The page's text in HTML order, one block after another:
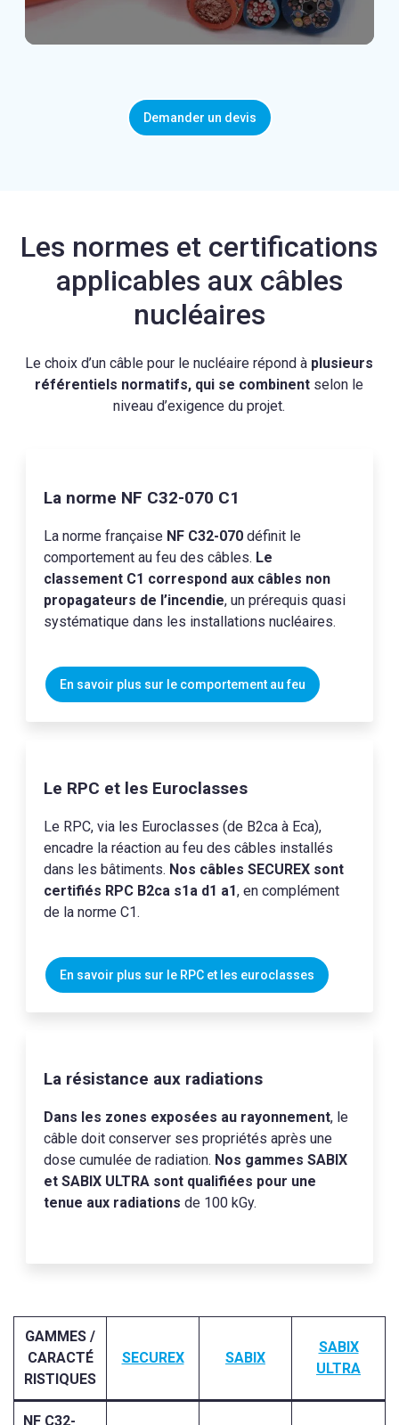
Demander un devis
Les normes et certifications
applicables aux câbles
nucléaires
Le choix d’un câble pour le nucléaire répond à plusieurs
référentiels normatifs, qui se combinent selon le
niveau d’exigence du projet.
La norme NF C32-070 C1
La norme française NF C32-070 définit le
comportement au feu des câbles. Le
classement C1 correspond aux câbles non
propagateurs de l’incendie, un prérequis quasi
systématique dans les installations nucléaires.
En savoir plus sur le comportement au feu
Le RPC et les Euroclasses
Le RPC, via les Euroclasses (de B2ca à Eca),
encadre la réaction au feu des câbles installés
dans les bâtiments. Nos câbles SECUREX sont
certifiés RPC B2ca s1a d1 a1, en complément
de la norme C1.
En savoir plus sur le RPC et les euroclasses
La résistance aux radiations
Dans les zones exposées au rayonnement, le
câble doit conserver ses propriétés après une
dose cumulée de radiation. Nos gammes SABIX
et SABIX ULTRA sont qualifiées pour une
tenue aux radiations de 100 kGy.
GAMMES /
CARACTÉ
RISTIQUES
SECUREX SABIX
SABIX
ULT RA
NF C32-